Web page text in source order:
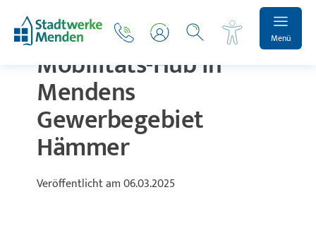
Menü
Spatenstich für
Mobilitäts-Hub in
Mendens
Gewerbegebiet
Hämmer
Veröffentlicht am06.03.2025
Schrift vergrößern